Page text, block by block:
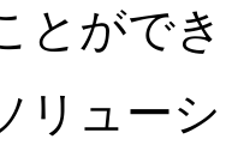
とがで
ュー